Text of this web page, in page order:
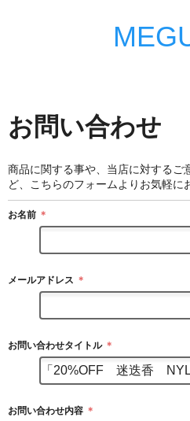
お問い合わせ
商品に関する事や、当店に対するご
ど、こちらのフォームよりお気軽に
お名前 ＊
メールアドレス ＊
お問い合わせタイトル ＊
お問い合わせ内容 ＊